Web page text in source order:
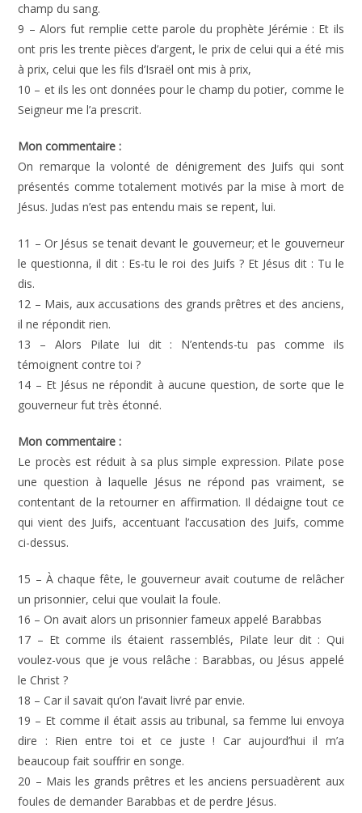
champ du sang.
9 – Alors fut remplie cette parole du prophète Jérémie : Et ils
ont pris les trente pièces d’argent, le prix de celui qui a été mis
à prix, celui que les fils d’Israël ont mis à prix,
10 – et ils les ont données pour le champ du potier, comme le
Seigneur me l’a prescrit.
Mon commentaire :
On remarque la volonté de dénigrement des Juifs qui sont
présentés comme totalement motivés par la mise à mort de
Jésus. Judas n’est pas entendu mais se repent, lui.
11 – Or Jésus se tenait devant le gouverneur; et le gouverneur
le questionna, il dit : Es-tu le roi des Juifs ? Et Jésus dit : Tu le
dis.
12 – Mais, aux accusations des grands prêtres et des anciens,
il ne répondit rien.
13 – Alors Pilate lui dit : N’entends-tu pas comme ils
témoignent contre toi ?
14 – Et Jésus ne répondit à aucune question, de sorte que le
gouverneur fut très étonné.
Mon commentaire :
Le procès est réduit à sa plus simple expression. Pilate pose
une question à laquelle Jésus ne répond pas vraiment, se
contentant de la retourner en affirmation. Il dédaigne tout ce
qui vient des Juifs, accentuant l’accusation des Juifs, comme
ci-dessus.
15 – À chaque fête, le gouverneur avait coutume de relâcher
un prisonnier, celui que voulait la foule.
16 – On avait alors un prisonnier fameux appelé Barabbas
17 – Et comme ils étaient rassemblés, Pilate leur dit : Qui
voulez-vous que je vous relâche : Barabbas, ou Jésus appelé
le Christ ?
18 – Car il savait qu’on l’avait livré par envie.
19 – Et comme il était assis au tribunal, sa femme lui envoya
dire : Rien entre toi et ce juste ! Car aujourd’hui il m’a
beaucoup fait souffrir en songe.
20 – Mais les grands prêtres et les anciens persuadèrent aux
foules de demander Barabbas et de perdre Jésus.